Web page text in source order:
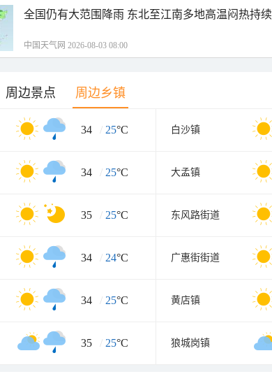
全国仍有大范围降雨 东北至江南多地高温闷热持续
中国天气网 2026-08-03 08:00
周边景点 周边乡镇
34 / 25°C 白沙镇
34 / 25°C 大孟镇
35 / 25°C 东风路街道
34 / 24°C 广惠街街道
34 / 25°C 黄店镇
35 / 25°C 狼城岗镇